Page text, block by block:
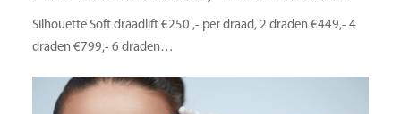
Silhouette Soft draadlift €250 ,- per draad, 2 draden €449,- 4
draden €799,- 6 draden…